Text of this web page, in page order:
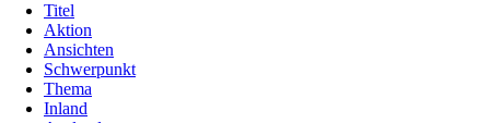
Titel
Aktion
Ansichten
Schwerpunkt
Thema
Inland